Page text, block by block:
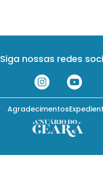
Siga nossas redes
Agradecimentos